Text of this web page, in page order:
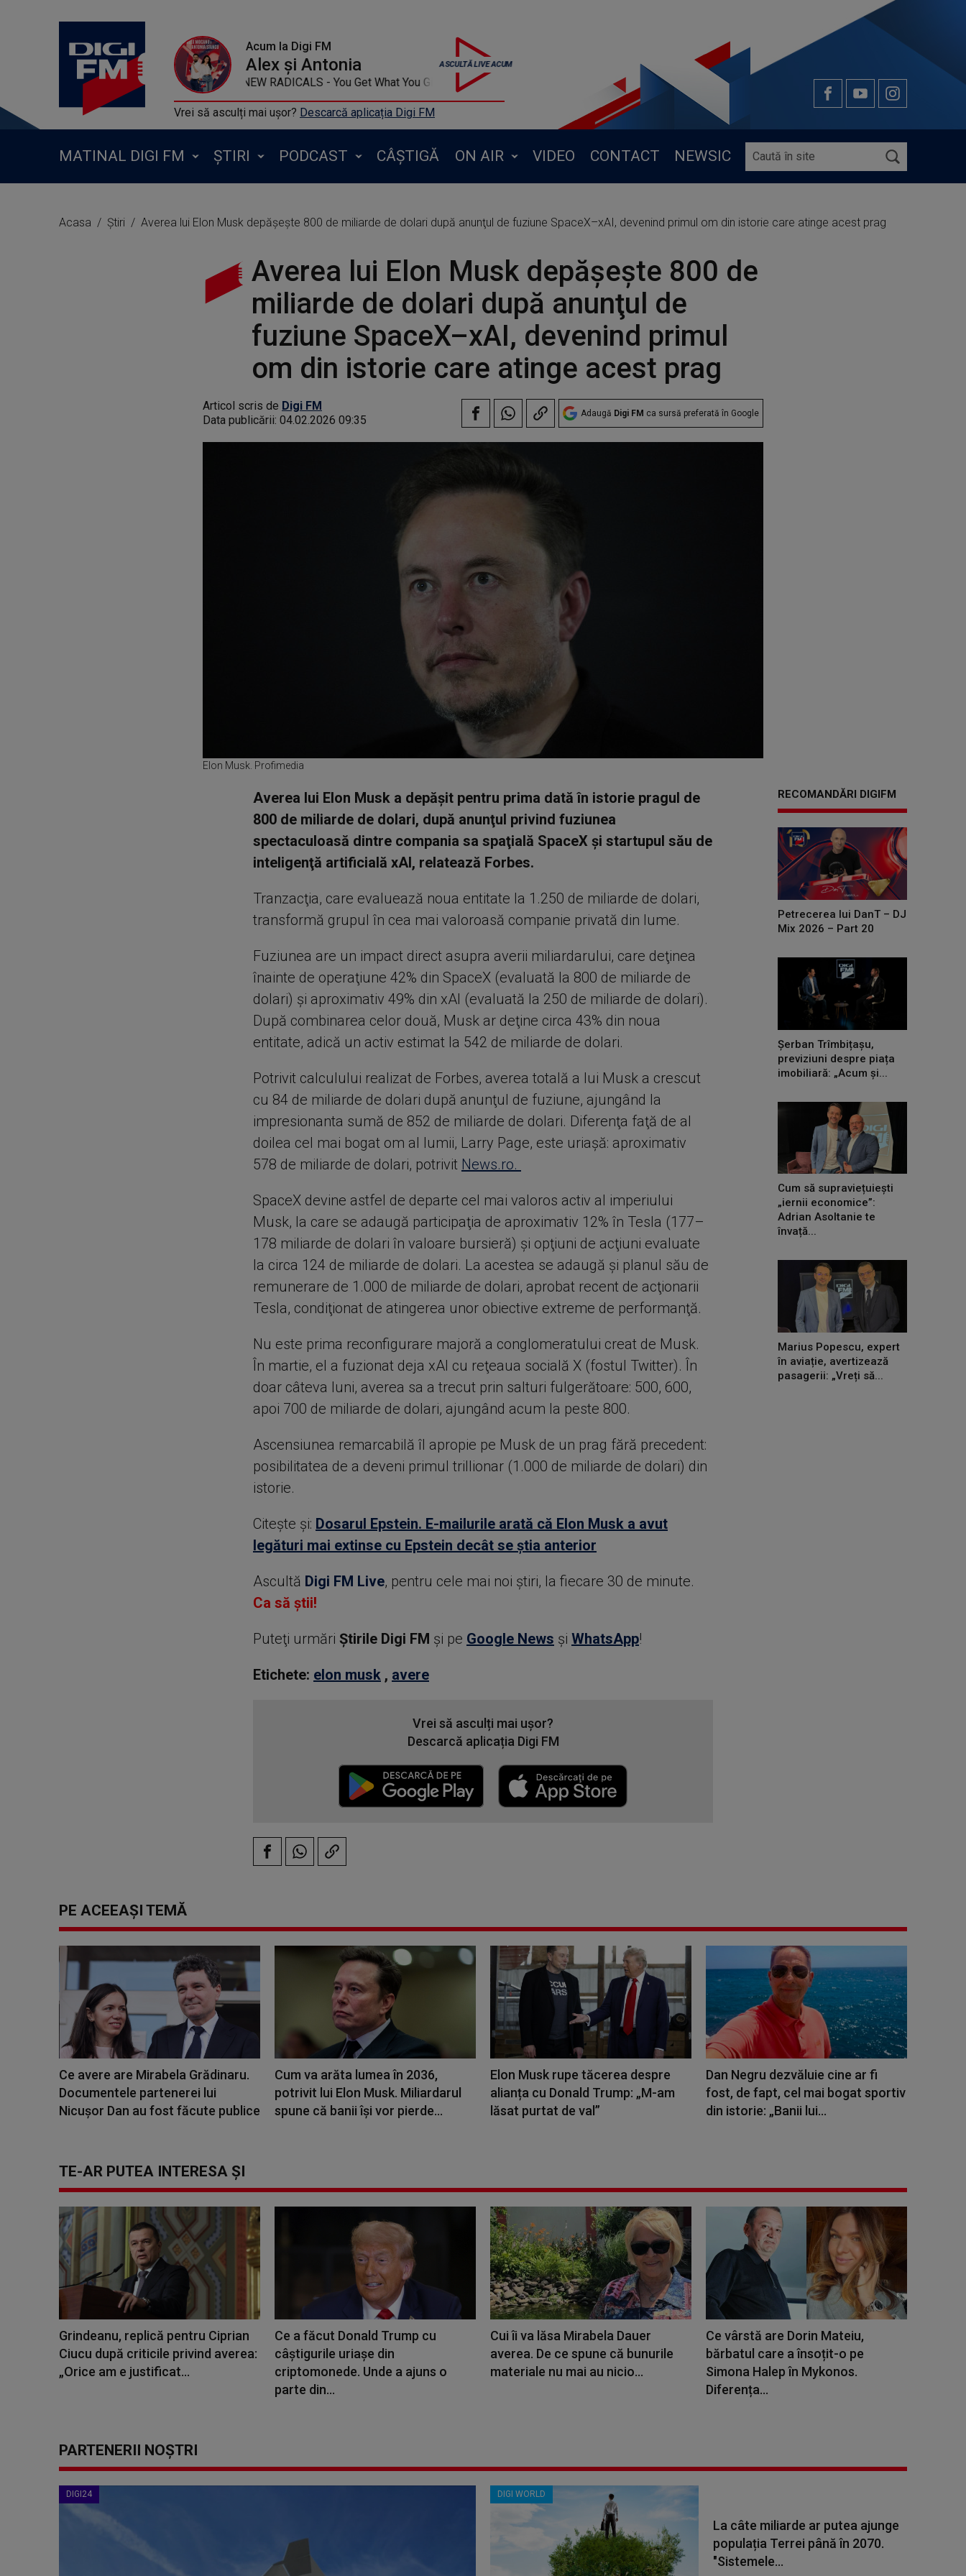
Acum la Digi FM
Alex și Antonia
NEW RADICALS - You Get What You Give
Vrei să asculți mai ușor? Descarcă aplicația Digi FM
MATINAL DIGI FM ȘTIRI PODCAST CÂȘTIGĂ ON AIR VIDEO CONTACT NEWSIC
Acasa Știri Averea lui Elon Musk depăşeşte 800 de miliarde de dolari după anunţul de fuziune SpaceX–xAI, devenind primul om din istorie care atinge acest prag
Averea lui Elon Musk depăşeşte 800 de
miliarde de dolari după anunţul de
fuziune SpaceX–xAI, devenind primul
om din istorie care atinge acest prag
Articol scris de Digi FM
Data publicării: 04.02.2026 09:35 Adaugă Digi FM ca sursă preferată în Google
Elon Musk. Profimedia
Averea lui Elon Musk a depăşit pentru prima dată în istorie pragul de
800 de miliarde de dolari, după anunţul privind fuziunea
spectaculoasă dintre compania sa spaţială SpaceX şi startupul său de
inteligenţă artificială xAI, relatează Forbes.
Tranzacţia, care evaluează noua entitate la 1.250 de miliarde de dolari,
transformă grupul în cea mai valoroasă companie privată din lume.
Fuziunea are un impact direct asupra averii miliardarului, care deţinea
înainte de operaţiune 42% din SpaceX (evaluată la 800 de miliarde de
dolari) şi aproximativ 49% din xAI (evaluată la 250 de miliarde de dolari).
După combinarea celor două, Musk ar deţine circa 43% din noua
entitate, adică un activ estimat la 542 de miliarde de dolari.
Potrivit calculului realizat de Forbes, averea totală a lui Musk a crescut
cu 84 de miliarde de dolari după anunţul de fuziune, ajungând la
impresionanta sumă de 852 de miliarde de dolari. Diferenţa faţă de al
doilea cel mai bogat om al lumii, Larry Page, este uriaşă: aproximativ
578 de miliarde de dolari, potrivit News.ro.
SpaceX devine astfel de departe cel mai valoros activ al imperiului
Musk, la care se adaugă participaţia de aproximativ 12% în Tesla (177–
178 miliarde de dolari în valoare bursieră) şi opţiuni de acţiuni evaluate
la circa 124 de miliarde de dolari. La acestea se adaugă şi planul său de
remunerare de 1.000 de miliarde de dolari, aprobat recent de acţionarii
Tesla, condiţionat de atingerea unor obiective extreme de performanţă.
Nu este prima reconfigurare majoră a conglomeratului creat de Musk.
În martie, el a fuzionat deja xAI cu reţeaua socială X (fostul Twitter). În
doar câteva luni, averea sa a trecut prin salturi fulgerătoare: 500, 600,
apoi 700 de miliarde de dolari, ajungând acum la peste 800.
Ascensiunea remarcabilă îl apropie pe Musk de un prag fără precedent:
posibilitatea de a deveni primul trillionar (1.000 de miliarde de dolari) din
istorie.
Citește și: Dosarul Epstein. E-mailurile arată că Elon Musk a avut
legături mai extinse cu Epstein decât se ştia anterior
Ascultă Digi FM Live, pentru cele mai noi știri, la fiecare 30 de minute.
Ca să știi!
Puteţi urmări Știrile Digi FM şi pe Google News şi WhatsApp!
Etichete: elon musk, avere
Vrei să asculți mai ușor?
Descarcă aplicația Digi FM
RECOMANDĂRI DIGIFM
Petrecerea lui DanT – DJ
Mix 2026 – Part 20
Șerban Trîmbițașu,
previziuni despre piața
imobiliară: „Acum și...
Cum să supraviețuiești
„iernii economice”:
Adrian Asoltanie te
învață...
Marius Popescu, expert
în aviație, avertizează
pasagerii: „Vreți să...
PE ACEEAȘI TEMĂ
Ce avere are Mirabela Grădinaru.
Documentele partenerei lui
Nicușor Dan au fost făcute publice
Cum va arăta lumea în 2036,
potrivit lui Elon Musk. Miliardarul
spune că banii își vor pierde...
Elon Musk rupe tăcerea despre
alianța cu Donald Trump: „M-am
lăsat purtat de val”
Dan Negru dezvăluie cine ar fi
fost, de fapt, cel mai bogat sportiv
din istorie: „Banii lui...
TE-AR PUTEA INTERESA ȘI
Grindeanu, replică pentru Ciprian
Ciucu după criticile privind averea:
„Orice am e justificat...
Ce a făcut Donald Trump cu
câștigurile uriașe din
criptomonede. Unde a ajuns o
parte din...
Cui îi va lăsa Mirabela Dauer
averea. De ce spune că bunurile
materiale nu mai au nicio...
Ce vârstă are Dorin Mateiu,
bărbatul care a însoțit-o pe
Simona Halep în Mykonos.
Diferența...
PARTENERII NOȘTRI
DIGI24 DIGI WORLD
La câte miliarde ar putea ajunge
populația Terrei până în 2070.
"Sistemele...